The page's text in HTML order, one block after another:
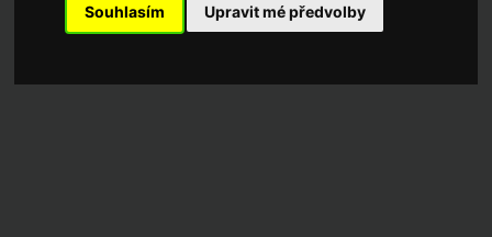
Souhlasím Upravit mé předvolby